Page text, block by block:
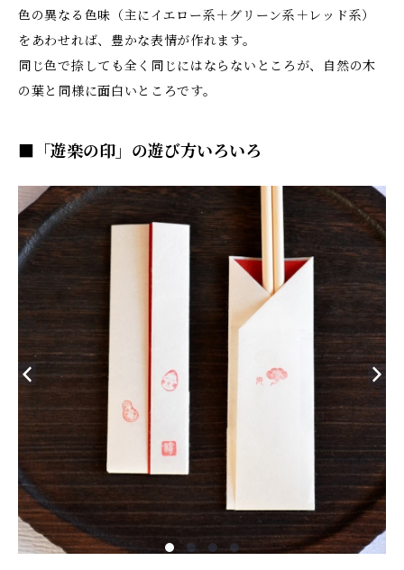
色の異なる色味（主にイエロー系＋グリーン系＋レッド系）
をあわせれば、豊かな表情が作れます。
同じ色で捺しても全く同じにはならないところが、自然の木
の葉と同様に面白いところです。
■「遊楽の印」の遊び方いろいろ